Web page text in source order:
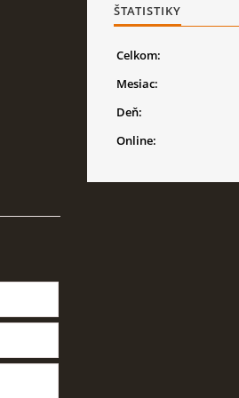
ŠTATISTIKY
Online:
Celkom:
Mesiac:
Deň: